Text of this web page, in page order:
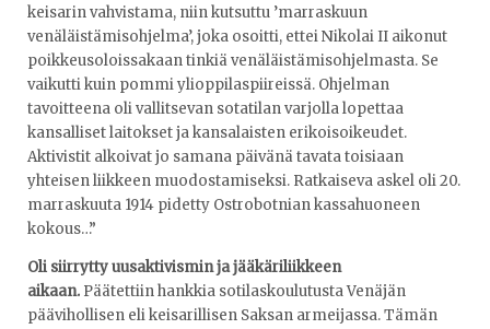
keisarin vahvistama, niin kutsuttu ’marraskuun
venäläistämisohjelma’, joka osoitti, ettei Nikolai II aikonut
poikkeusoloissakaan tinkiä venäläistämisohjelmasta. Se
vaikutti kuin pommi ylioppilaspiireissä. Ohjelman
tavoitteena oli vallitsevan sotatilan varjolla lopettaa
kansalliset laitokset ja kansalaisten erikoisoikeudet.
Aktivistit alkoivat jo samana päivänä tavata toisiaan
yhteisen liikkeen muodostamiseksi. Ratkaiseva askel oli 20.
marraskuuta 1914 pidetty Ostrobotnian kassahuoneen
kokous…”
Oli siirrytty uusaktivismin ja jääkäriliikkeen
aikaan. Päätettiin hankkia sotilaskoulutusta Venäjän
päävihollisen eli keisarillisen Saksan armeijassa. Tämän